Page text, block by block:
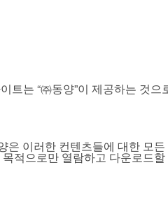
트는 “㈜동양”이 제공하는 것
은 이러한 컨텐츠들에 대한 모
적으로만 열람하고 다운로드